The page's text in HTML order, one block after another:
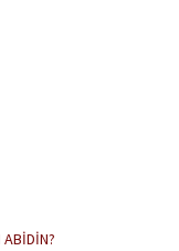
ABİDİN?